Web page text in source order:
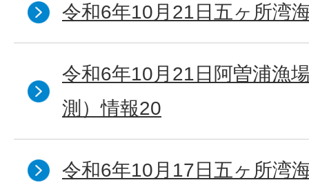
令和6年10月21日五ヶ所湾
令和6年10月21日阿曽浦漁
測）情報20
令和6年10月17日五ヶ所湾